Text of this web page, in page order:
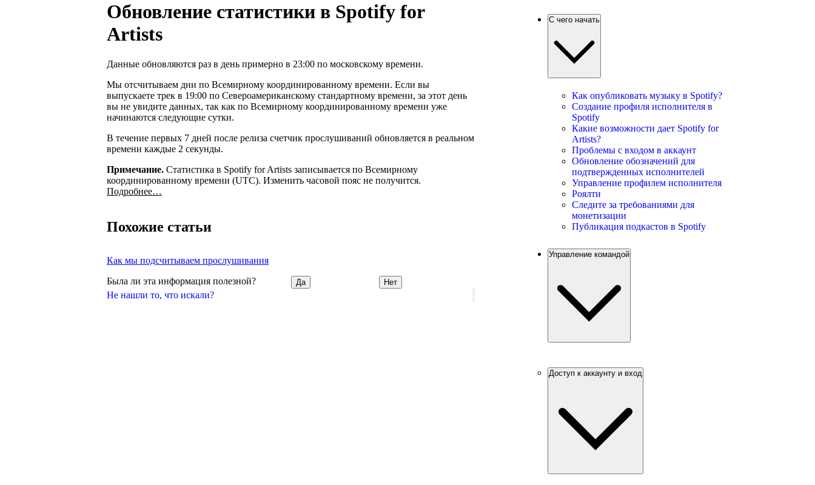
Не нашли то, что искали?
Обновление статистики в Spotify for
Artists
Данные обновляются раз в день примерно в 23:00 по московскому времени.
Мы отсчитываем дни по Всемирному координированному времени. Если вы
выпускаете трек в 19:00 по Североамериканскому стандартному времени, за этот день
вы не увидите данных, так как по Всемирному координированному времени уже
начинаются следующие сутки.
В течение первых 7 дней после релиза счетчик прослушиваний обновляется в реальном
времени каждые 2 секунды.
Примечание. Статистика в Spotify for Artists записывается по Всемирному
координированному времени (UTC). Изменить часовой пояс не получится.
Подробнее…
Похожие статьи
Как мы подсчитываем прослушивания
Была ли эта информация полезной? Да Нет
С чего начать
Как опубликовать музыку в Spotify?
Создание профиля исполнителя в
Spotify
Какие возможности дает Spotify for
Artists?
Проблемы с входом в аккаунт
Обновление обозначений для
подтвержденных исполнителей
Управление профилем исполнителя
Роялти
Следите за требованиями для
монетизации
Публикация подкастов в Spotify
Управление командой
Доступ к аккаунту и вход